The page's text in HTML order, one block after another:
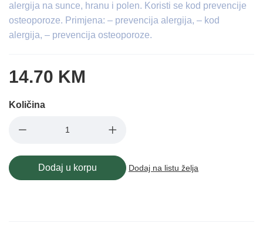
alergija na sunce, hranu i polen. Koristi se kod prevencije
osteoporoze. Primjena: – prevencija alergija, – kod
alergija, – prevencija osteoporoze.
14.70 KM
Količina
Dodaj u korpu Dodaj na listu želja